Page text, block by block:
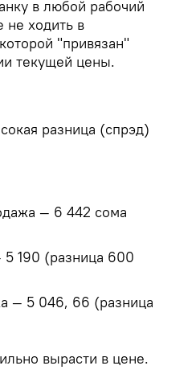
в любой рабочий
ходить в
"привязан"
текущей цены.
разница (спрэд)
— 6 442 сома
190 (разница 600
— 5 046, 66 (разница
вырасти в цене.